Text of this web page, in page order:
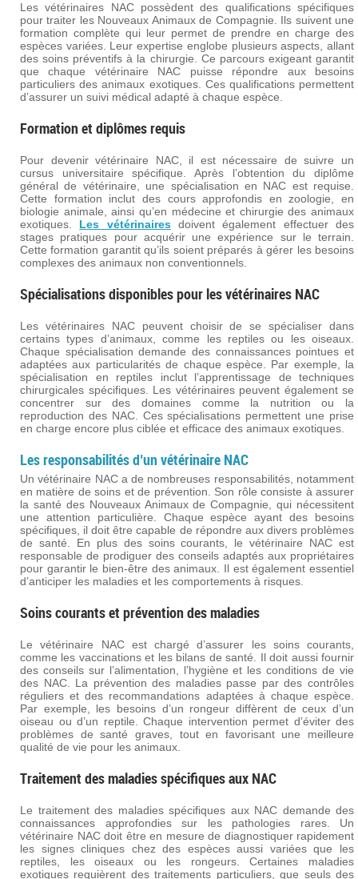
Les vétérinaires NAC possèdent des qualifications spécifiques
pour traiter les Nouveaux Animaux de Compagnie. Ils suivent une
formation complète qui leur permet de prendre en charge des
espèces variées. Leur expertise englobe plusieurs aspects, allant
des soins préventifs à la chirurgie. Ce parcours exigeant garantit
que chaque vétérinaire NAC puisse répondre aux besoins
particuliers des animaux exotiques. Ces qualifications permettent
d’assurer un suivi médical adapté à chaque espèce.
Formation et diplômes requis
Pour devenir vétérinaire NAC, il est nécessaire de suivre un
cursus universitaire spécifique. Après l’obtention du diplôme
général de vétérinaire, une spécialisation en NAC est requise.
Cette formation inclut des cours approfondis en zoologie, en
biologie animale, ainsi qu’en médecine et chirurgie des animaux
exotiques. Les vétérinairesdoivent également effectuer des
stages pratiques pour acquérir une expérience sur le terrain.
Cette formation garantit qu’ils soient préparés à gérer les besoins
complexes des animaux non conventionnels.
Spécialisations disponibles pour les vétérinaires NAC
Les vétérinaires NAC peuvent choisir de se spécialiser dans
certains types d’animaux, comme les reptiles ou les oiseaux.
Chaque spécialisation demande des connaissances pointues et
adaptées aux particularités de chaque espèce. Par exemple, la
spécialisation en reptiles inclut l’apprentissage de techniques
chirurgicales spécifiques. Les vétérinaires peuvent également se
concentrer sur des domaines comme la nutrition ou la
reproduction des NAC. Ces spécialisations permettent une prise
en charge encore plus ciblée et efficace des animaux exotiques.
Les responsabilités d’un vétérinaire NAC
Un vétérinaire NAC a de nombreuses responsabilités, notamment
en matière de soins et de prévention. Son rôle consiste à assurer
la santé des Nouveaux Animaux de Compagnie, qui nécessitent
une attention particulière. Chaque espèce ayant des besoins
spécifiques, il doit être capable de répondre aux divers problèmes
de santé. En plus des soins courants, le vétérinaire NAC est
responsable de prodiguer des conseils adaptés aux propriétaires
pour garantir le bien-être des animaux. Il est également essentiel
d’anticiper les maladies et les comportements à risques.
Soins courants et prévention des maladies
Le vétérinaire NAC est chargé d’assurer les soins courants,
comme les vaccinations et les bilans de santé. Il doit aussi fournir
des conseils sur l’alimentation, l’hygiène et les conditions de vie
des NAC. La prévention des maladies passe par des contrôles
réguliers et des recommandations adaptées à chaque espèce.
Par exemple, les besoins d’un rongeur diffèrent de ceux d’un
oiseau ou d’un reptile. Chaque intervention permet d’éviter des
problèmes de santé graves, tout en favorisant une meilleure
qualité de vie pour les animaux.
Traitement des maladies spécifiques aux NAC
Le traitement des maladies spécifiques aux NAC demande des
connaissances approfondies sur les pathologies rares. Un
vétérinaire NAC doit être en mesure de diagnostiquer rapidement
les signes cliniques chez des espèces aussi variées que les
reptiles, les oiseaux ou les rongeurs. Certaines maladies
exotiques requièrent des traitements particuliers, que seuls des